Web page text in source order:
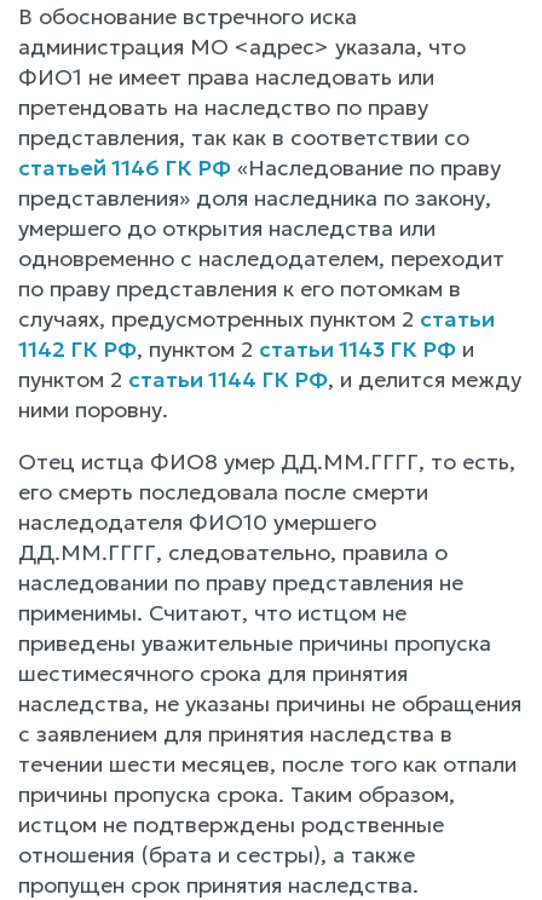
В обоснование встречного иска
администрация МО <адрес> указала, что
ФИО1 не имеет права наследовать или
претендовать на наследство по праву
представления, так как в соответствии со
статьей 1146 ГК РФ «Наследование по праву
представления» доля наследника по закону,
умершего до открытия наследства или
одновременно с наследодателем, переходит
по праву представления к его потомкам в
случаях, предусмотренных пунктом 2 статьи
1142 ГК РФ, пунктом 2 статьи 1143 ГК РФ и
пунктом 2 статьи 1144 ГК РФ, и делится между
ними поровну.
Отец истца ФИО8 умер ДД.ММ.ГГГГ, то есть,
его смерть последовала после смерти
наследодателя ФИО10 умершего
ДД.ММ.ГГГГ, следовательно, правила о
наследовании по праву представления не
применимы. Считают, что истцом не
приведены уважительные причины пропуска
шестимесячного срока для принятия
наследства, не указаны причины не обращения
с заявлением для принятия наследства в
течении шести месяцев, после того как отпали
причины пропуска срока. Таким образом,
истцом не подтверждены родственные
отношения (брата и сестры), а также
пропущен срок принятия наследства.